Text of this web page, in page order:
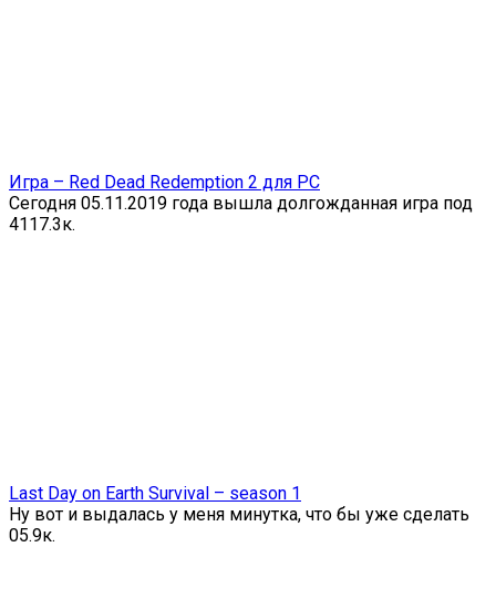
Игра – Red Dead Redemption 2 для PC
Сегодня 05.11.2019 года вышла долгожданная игра под
4117.3к.
Last Day on Earth Survival – season 1
Ну вот и выдалась у меня минутка, что бы уже сделать
05.9к.